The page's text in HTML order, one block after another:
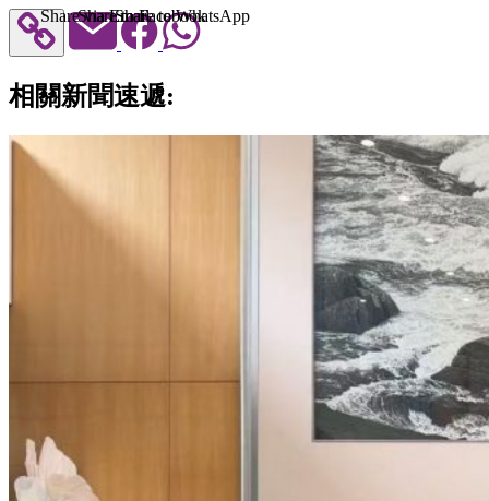
Share via Email
Share to Facebook
Share to WhatsApp
相關新聞速遞: